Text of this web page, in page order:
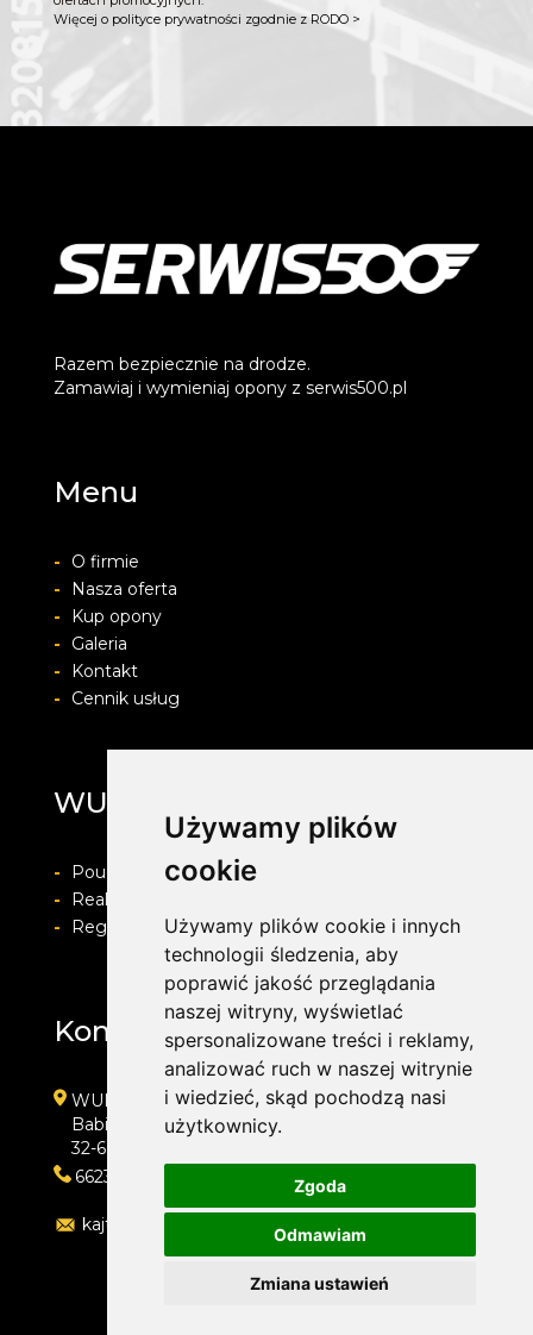
Używamy plików
cookie
Używamy plików cookie i innych
technologii śledzenia, aby
poprawić jakość przeglądania
naszej witryny, wyświetlać
spersonalizowane treści i reklamy,
analizować ruch w naszej witrynie
i wiedzieć, skąd pochodzą nasi
użytkownicy.
Zgoda
Odmawiam
Zmiana ustawień
Więcej o polityce prywatności zgodnie z RODO >
Razem bezpiecznie na drodze.
Zamawiaj i wymieniaj opony z serwis500.pl
Menu
-
O firmie
-
Nasza oferta
-
Kup opony
-
Galeria
-
Kontakt
-
Cennik usług
WULKAN
-
Pouczenie o prawie do odstapienia od umowy
-
Realizacja zamówienia i formy płatności
-
Regulamin i Polityka prywatności
Kontakt
WULKAN
Babice, ul. Śląska 50d
32-600 Oświęcim
662323454
kajtoch@gmail.com